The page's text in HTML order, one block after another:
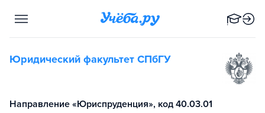
Юридический факультет СПбГУ
Направление «Юриспруденция», код 40.03.01